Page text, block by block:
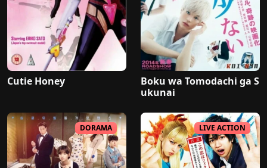
Cutie Honey
Boku wa Tomodachi ga S
ukunai
DORAMA LIVE ACTION